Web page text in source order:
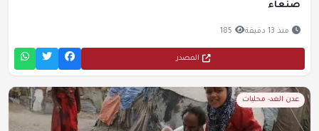
صنعاء
منذ 13 دقيقة 185
المصدر
عدن الغد- محليات